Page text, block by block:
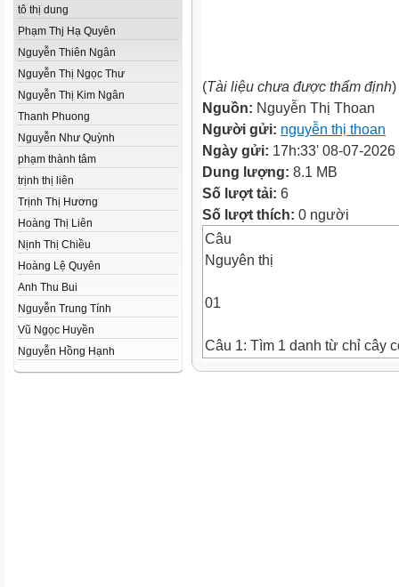
tô thị dung
Phạm Thj Hạ Quyên
Nguyễn Thiên Ngân
Nguyễn Thị Ngọc Thư
Nguyễn Thị Kim Ngân
Thanh Phuong
Nguyễn Như Quỳnh
phạm thành tâm
trịnh thị liên
Trịnh Thị Hương
Hoàng Thị Liên
Nịnh Thị Chiều
Hoàng Lệ Quyên
Anh Thu Bui
Nguyễn Trung Tính
Vũ Ngọc Huyền
Nguyễn Hồng Hạnh
(Tài liệu chưa được thẩm định)
Nguồn: Nguyễn Thị Thoan
Người gửi: nguyễn thị thoan
Ngày gửi: 17h:33' 08-07-2026
Dung lượng: 8.1 MB
Số lượt tải: 6
Số lượt thích: 0 người
Câu
Nguyên thị
01
Câu 1: Tìm 1 danh từ chỉ cây